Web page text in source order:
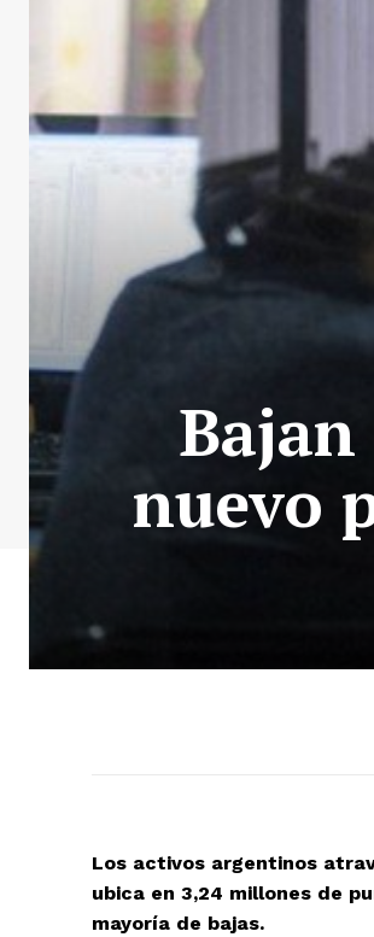
nuevo
Los activos argentinos
ubica en 3,24 millones de
mayoría de bajas.